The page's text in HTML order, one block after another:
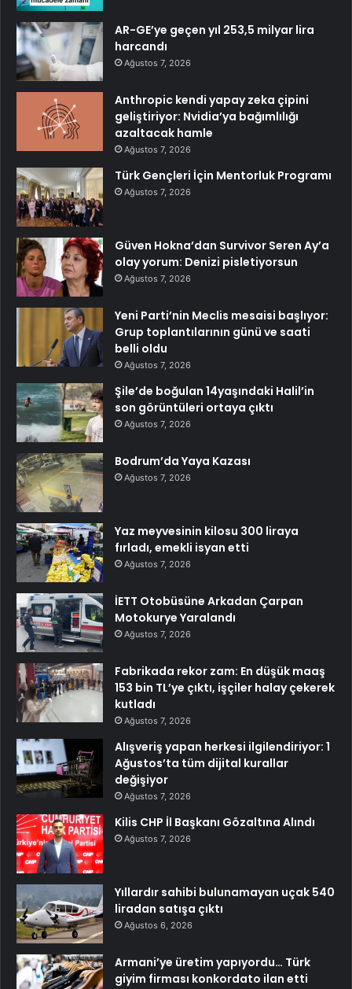
AR-GE’ye geçen yıl 253,5 milyar lira
harcandı
Ağustos 7, 2026
Anthropic kendi yapay zeka çipini
geliştiriyor: Nvidia’ya bağımlılığı
azaltacak hamle
Ağustos 7, 2026
Türk Gençleri İçin Mentorluk Programı
Ağustos 7, 2026
Güven Hokna’dan Survivor Seren Ay’a
olay yorum: Denizi pisletiyorsun
Ağustos 7, 2026
Yeni Parti’nin Meclis mesaisi başlıyor:
Grup toplantılarının günü ve saati
belli oldu
Ağustos 7, 2026
Şile’de boğulan 14yaşındaki Halil’in
son görüntüleri ortaya çıktı
Ağustos 7, 2026
Bodrum’da Yaya Kazası
Ağustos 7, 2026
Yaz meyvesinin kilosu 300 liraya
fırladı, emekli isyan etti
Ağustos 7, 2026
İETT Otobüsüne Arkadan Çarpan
Motokurye Yaralandı
Ağustos 7, 2026
Fabrikada rekor zam: En düşük maaş
153 bin TL’ye çıktı, işçiler halay çekerek
kutladı
Ağustos 7, 2026
Alışveriş yapan herkesi ilgilendiriyor: 1
Ağustos’ta tüm dijital kurallar
değişiyor
Ağustos 7, 2026
Kilis CHP İl Başkanı Gözaltına Alındı
Ağustos 7, 2026
Yıllardır sahibi bulunamayan uçak 540
liradan satışa çıktı
Ağustos 6, 2026
Armani’ye üretim yapıyordu… Türk
giyim firması konkordato ilan etti